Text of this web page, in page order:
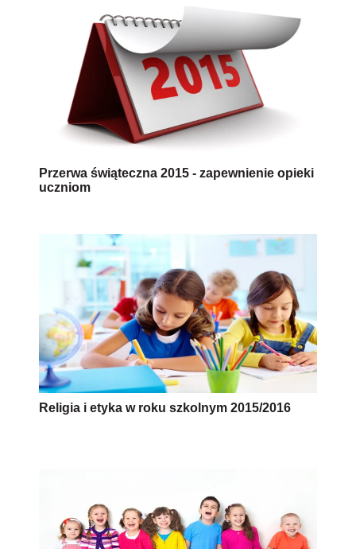
Przerwa świąteczna 2015 - zapewnienie opieki
uczniom
Religia i etyka w roku szkolnym 2015/2016